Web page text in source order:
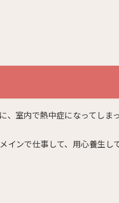
、室内で熱中症になってしま
インで仕事して、用心養生し